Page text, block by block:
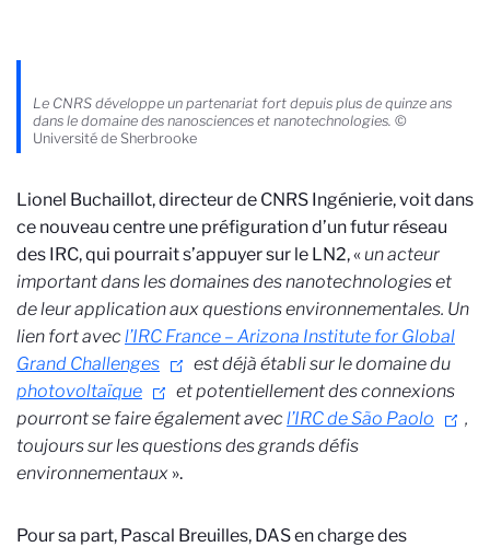
Le CNRS développe un partenariat fort depuis plus de quinze ans
dans le domaine des nanosciences et nanotechnologies. ©
Université de Sherbrooke
Lionel Buchaillot, directeur de CNRS Ingénierie, voit dans
ce nouveau centre une préfiguration d’un futur réseau
des IRC, qui pourrait s’appuyer sur le LN2,« un acteur
important dans les domaines des nanotechnologies et
de leur application aux questions environnementales. Un
lien fort avec l’IRC France – Arizona Institute for Global
Grand Challenges
est déjà établi sur le domaine du
photovoltaïque
et potentiellement des connexions
pourront se faire également avec l’IRC de São Paolo
,
toujours sur les questions des grands défis
environnementaux ».
Pour sa part, Pascal Breuilles, DAS en charge des